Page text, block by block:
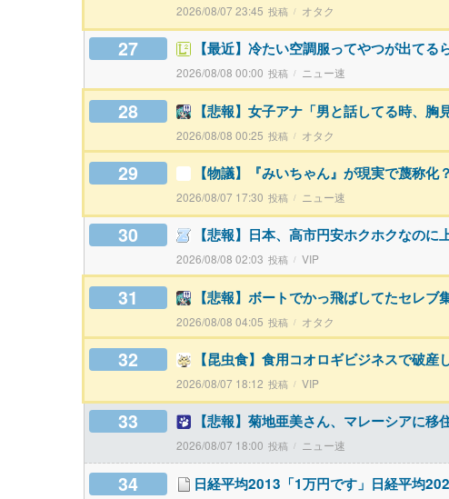
2026/08/07 23:45 オタク
27 【最近】冷たい空調服ってやつが出てる
2026/08/08 00:00 ニュー速
28 【悲報】女子アナ「男と話してる時、
2026/08/08 00:25 オタク
29 【物議】『みいちゃん』が現実で蔑称
2026/08/07 17:30 ニュー速
30 【悲報】日本、高市円安ホクホクなの
2026/08/08 02:03 VIP
31 【悲報】ボートでかっ飛ばしてたセレブ
2026/08/08 04:05 オタク
32 【昆虫食】食用コオロギビジネスで破
2026/08/07 18:12 VIP
33 【悲報】菊地亜美さん、マレーシアに移
2026/08/07 18:00 ニュー速
34 日経平均2013「1万円です」日経平均